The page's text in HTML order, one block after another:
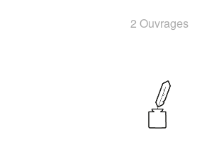
2 Ouvrages